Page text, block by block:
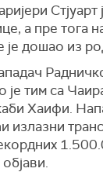
Стјуарт
а пре тога
је дошао из
је тим са
Хаифи.
излазни